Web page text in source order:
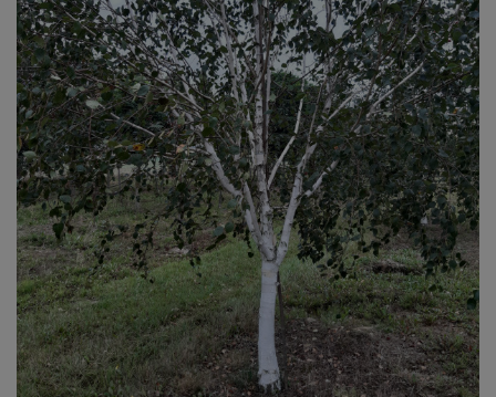
podmioty przetwarzające jak kancelaria prawna,
firmy windykacyjne, firmy kurierskie
i transportowe tylko i wyłącznie w celu
realizacji umów Administrator nie zamierza
przekazywać danych osobowych do innych firm
w celach komercyjnych.
Posiadają Państwo prawo do:
sprostowania danych
usunięcia danych
ograniczenia przetwarzania
sprzeciwu wobec przetwarzania
przenoszenia danych
do cofnięcia zgody w dowolnym
momencie bez wpływu na zgodność
z prawem przetwarzania, którego